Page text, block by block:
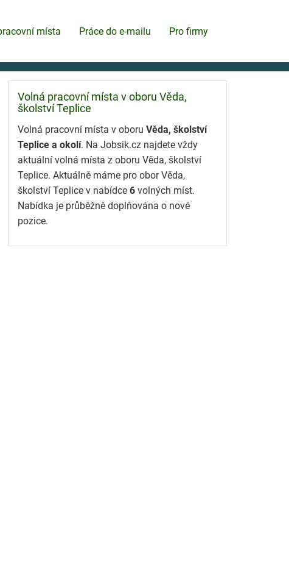
místa Práce do e-mailu Pro firmy
Volná pracovní místa v oboru Věda,
školství Teplice
Volná pracovní místa v oboru Věda, školství
Teplice a okolí. Na Jobsik.cz najdete vždy
aktuální volná místa z oboru Věda, školství
Teplice. Aktuálně máme pro obor Věda,
školství Teplice v nabídce 6 volných míst.
Nabídka je průběžně doplňována o nové
pozice.